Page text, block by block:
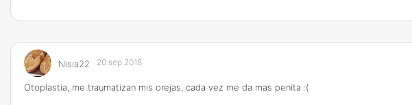
Nisia22 20 sep 2018
Otoplastia, me traumatizan mis orejas, cada vez me da mas penita :(